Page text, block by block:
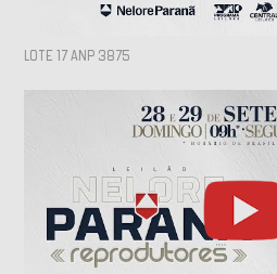
LOTE 17 ANP 3875